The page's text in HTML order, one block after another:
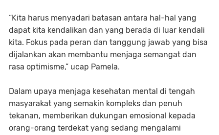
“Kita harus menyadari batasan antara hal-hal yang
dapat kita kendalikan dan yang berada di luar kendali
kita. Fokus pada peran dan tanggung jawab yang bisa
dijalankan akan membantu menjaga semangat dan
rasa optimisme,” ucap Pamela.
Dalam upaya menjaga kesehatan mental di tengah
masyarakat yang semakin kompleks dan penuh
tekanan, memberikan dukungan emosional kepada
orang-orang terdekat yang sedang mengalami